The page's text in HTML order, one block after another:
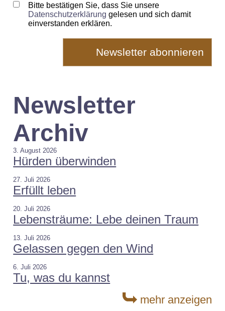
Bitte bestätigen Sie, dass Sie unsere
Datenschutzerklärung gelesen und sich damit
einverstanden erklären.
Newsletter
Archiv
3. August 2026
Hürden überwinden
27. Juli 2026
Erfüllt leben
20. Juli 2026
Lebensträume: Lebe deinen Traum
13. Juli 2026
Gelassen gegen den Wind
6. Juli 2026
Tu, was du kannst
mehr anzeigen